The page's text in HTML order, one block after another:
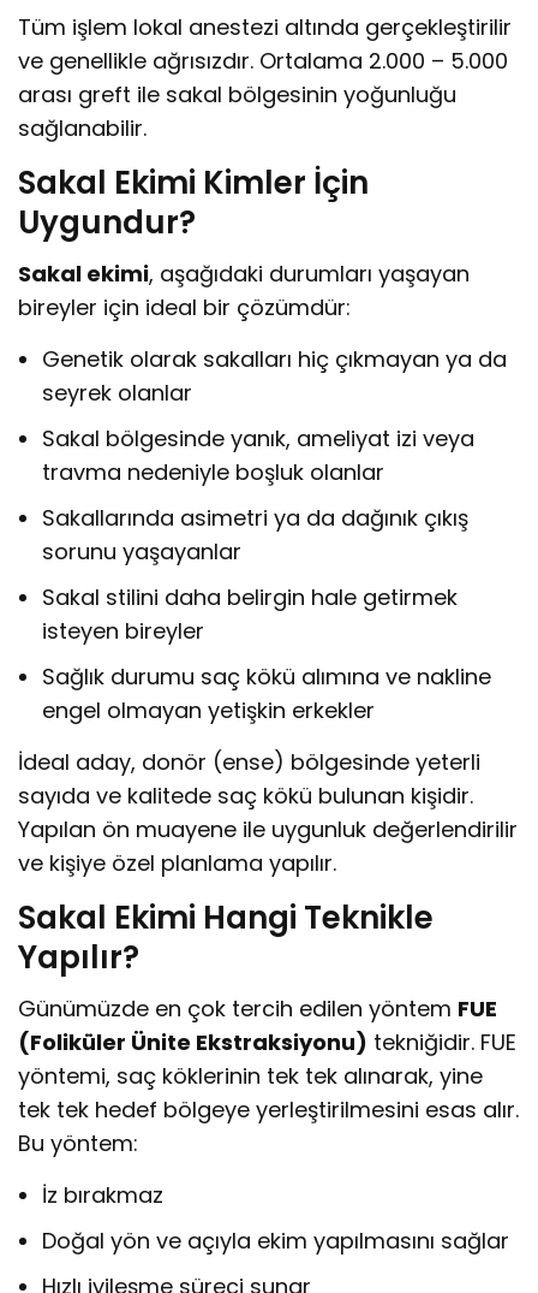
Tüm işlem lokal anestezi altında gerçekleştirilir
ve genellikle ağrısızdır. Ortalama 2.000 – 5.000
arası greft ile sakal bölgesinin yoğunluğu
sağlanabilir.
Sakal Ekimi Kimler İçin
Uygundur?
Sakal ekimi, aşağıdaki durumları yaşayan
bireyler için ideal bir çözümdür:
Genetik olarak sakalları hiç çıkmayan ya da
seyrek olanlar
Sakal bölgesinde yanık, ameliyat izi veya
travma nedeniyle boşluk olanlar
Sakallarında asimetri ya da dağınık çıkış
sorunu yaşayanlar
Sakal stilini daha belirgin hale getirmek
isteyen bireyler
Sağlık durumu saç kökü alımına ve nakline
engel olmayan yetişkin erkekler
İdeal aday, donör (ense) bölgesinde yeterli
sayıda ve kalitede saç kökü bulunan kişidir.
Yapılan ön muayene ile uygunluk değerlendirilir
ve kişiye özel planlama yapılır.
Sakal Ekimi Hangi Teknikle
Yapılır?
Günümüzde en çok tercih edilen yöntem FUE
(Foliküler Ünite Ekstraksiyonu) tekniğidir. FUE
yöntemi, saç köklerinin tek tek alınarak, yine
tek tek hedef bölgeye yerleştirilmesini esas alır.
Bu yöntem:
İz bırakmaz
Doğal yön ve açıyla ekim yapılmasını sağlar
Hızlı iyileşme süreci sunar